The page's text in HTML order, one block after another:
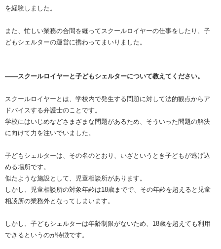
を経験しました。
また、忙しい業務の合間を縫ってスクールロイヤーの仕事をしたり、子
どもシェルターの運営に携わってまいりました。
――スクールロイヤーと子どもシェルターについて教えてください。
スクールロイヤーとは、学校内で発生する問題に対して法的観点からア
ドバイスする弁護士のことです。
学校にはいじめなどさまざまな問題があるため、そういった問題の解決
に向けて力を注いでいました。
子どもシェルターは、その名のとおり、いざというとき子どもが逃げ込
める場所です。
似たような施設として、児童相談所があります。
しかし、児童相談所の対象年齢は18歳までで、その年齢を超えると児童
相談所の業務外となってしまいます。
しかし、子どもシェルターは年齢制限がないため、18歳を超えても利用
できるというのが特徴です。